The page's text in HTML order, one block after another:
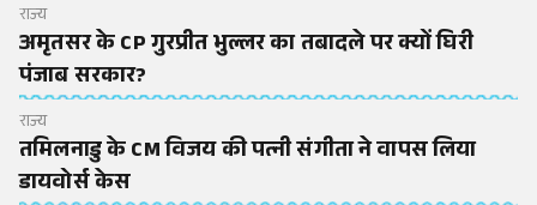
राज्य
अमृतसर के CP गुरप्रीत भुल्लर का तबादले पर क्यों घिरी
पंजाब सरकार?
राज्य
तमिलनाडु के CM विजय की पत्नी संगीता ने वापस लिया
डायवोर्स केस